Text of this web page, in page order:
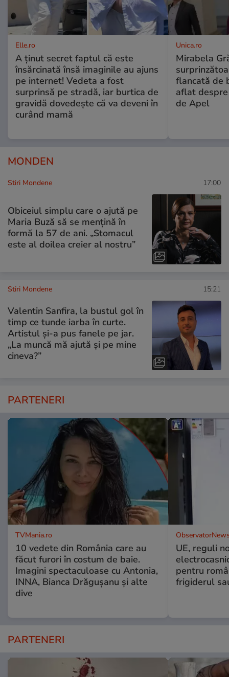
Elle.ro
A ținut secret faptul că este
însărcinată însă imaginile au ajuns
pe internet! Vedeta a fost
surprinsă pe stradă, iar burtica de
gravidă dovedește că va deveni în
curând mamă
Unica.ro
Mirabela
flancată de
aflat
de Apel
MONDEN
Stiri Mondene 17:00
Obiceiul simplu care o ajută pe
Maria Buză să se mențină în
formă la 57 de ani. „Stomacul
este al doilea creier al nostru”
Stiri Mondene 15:21
Valentin Sanfira, la bustul gol în
timp ce tunde iarba în curte.
Artistul și-a pus fanele pe jar.
„La muncă mă ajută și pe mine
cineva?”
PARTENERI
TVMania.ro
10 vedete din România care au
făcut furori în costum de baie.
Imagini spectaculoase cu Antonia,
INNA, Bianca Drăgușanu și alte
dive
UE, reguli
pentru
frigiderul
PARTENERI